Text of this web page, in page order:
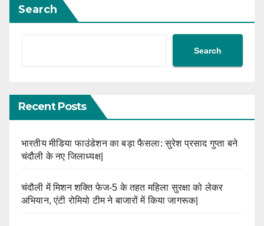
Search
Search
Recent Posts
भारतीय मीडिया फाउंडेशन का बड़ा फैसला: सुरेश प्रसाद गुप्ता बने
चंदौली के नए जिलाध्यक्ष|
चंदौली में मिशन शक्ति फेज-5 के तहत महिला सुरक्षा को लेकर
अभियान, एंटी रोमियो टीम ने बाजारों में किया जागरूक|